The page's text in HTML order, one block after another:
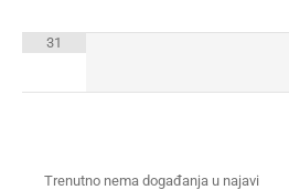
31
Trenutno nema događanja u najavi